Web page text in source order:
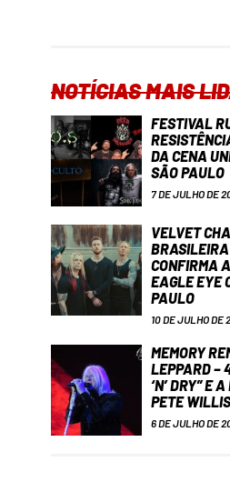
NOTÍCIAS MAIS
FESTIVAL
DA CENA
SÃO PAULO
7 DE JULHO DE
VELVET
CONFIRMA
EAGLE EYE
PAULO
10 DE JULHO DE
MEMORY
LEPPARD –
‘N’ DRY” E
PETE WILLIS
6 DE JULHO DE